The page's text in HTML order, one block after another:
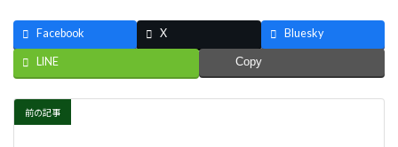
Facebook X Bluesky
LINE Copy
前の記事